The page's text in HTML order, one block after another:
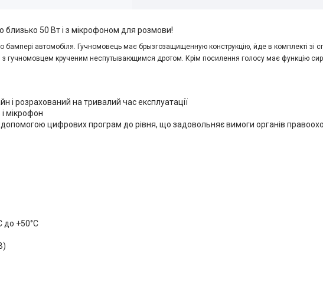
50 Вт і з мікрофоном для розмови!
бампері автомобіля. Гучномовець має брызгозащищенную конструкцію, йде в комплекті зі
з гучномовцем крученим неспутывающимся дротом. Крім посилення голосу має функцію
і розрахований на тривалий час експлуатації
мікрофон
цифрових програм до рівня, що задовольняє вимоги органів
до +50°C